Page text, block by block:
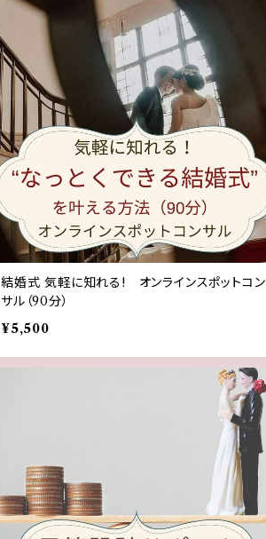
結婚式 気軽に知れる! オンラインスポットコン
サル（90分）
¥5,500